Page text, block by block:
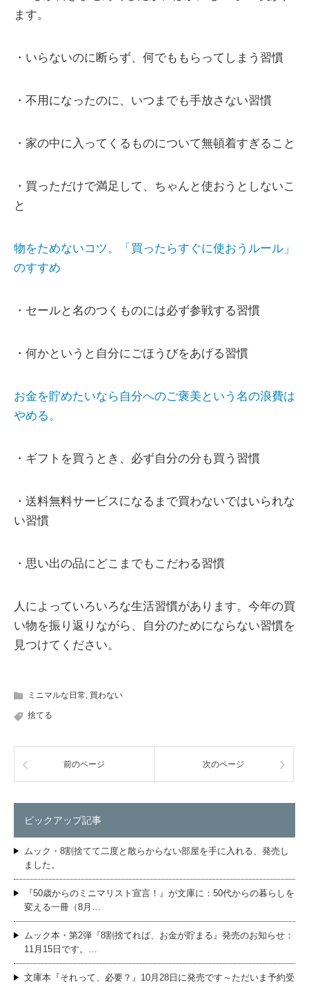
ます。
・いらないのに断らず、何でももらってしまう習慣
・不用になったのに、いつまでも手放さない習慣
・家の中に入ってくるものについて無頓着すぎること
・買っただけで満足して、ちゃんと使おうとしないこ
と
物をためないコツ。「買ったらすぐに使おうルール」
のすすめ
・セールと名のつくものには必ず参戦する習慣
・何かというと自分にごほうびをあげる習慣
お金を貯めたいなら自分へのご褒美という名の浪費は
やめる。
・ギフトを買うとき、必ず自分の分も買う習慣
・送料無料サービスになるまで買わないではいられな
い習慣
・思い出の品にどこまでもこだわる習慣
人によっていろいろな生活習慣があります。今年の買
い物を振り返りながら、自分のためにならない習慣を
見つけてください。
ミニマルな日常, 買わない
捨てる
前のページ 次のページ
ピックアップ記事
ムック・8割捨てて二度と散らからない部屋を手に入れる、発売し
ました。
『50歳からのミニマリスト宣言！』が文庫に：50代からの暮らしを
変える一冊（8月…
ムック本・第2弾『8割捨てれば、お金が貯まる』発売のお知らせ：
11月15日です。…
文庫本『それって、必要？』10月28日に発売です～ただいま予約受